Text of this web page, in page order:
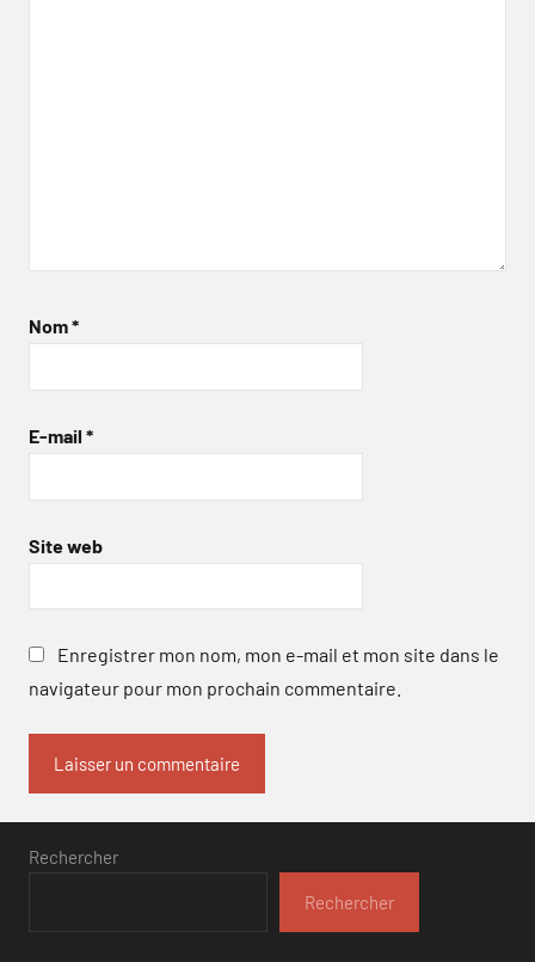
Nom*
E-mail *
Site web
Enregistrer mon nom, mon e-mail et mon site dans le
navigateur pour mon prochain commentaire.
Rechercher
Rechercher